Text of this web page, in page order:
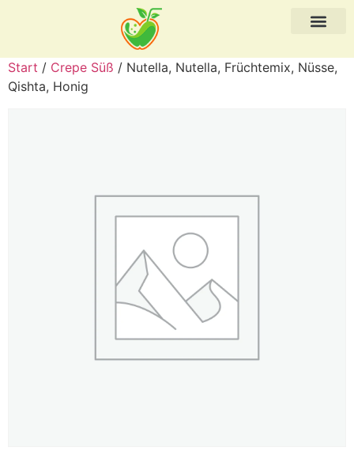
Start / Crepe Süß / Nutella, Nutella, Früchtemix, Nüsse,
Qishta, Honig